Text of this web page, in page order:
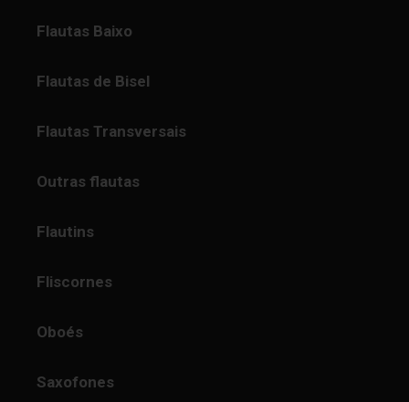
Flautas Baixo
Flautas de Bisel
Flautas Transversais
Outras flautas
Flautins
Fliscornes
Oboés
Saxofones